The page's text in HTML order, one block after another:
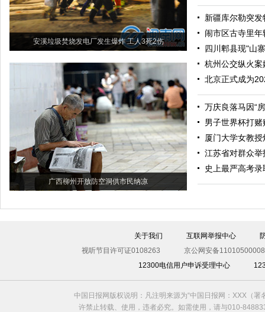
安溪垃圾焚烧发电厂发生爆炸 工人3死2伤
广西柳州开放防空洞供市民纳凉
新疆库尔勒突
闹市区古寺里
四川郫县现"山
杭州公交纵火
北京正式成为
万庆良落马因“
男子世界杯打
厦门大学女教
江苏省对群众
史上最严高考
关于我们 互联网举报中心
视听节目许可证0108263
京公网安备
12300电信用户申诉受理中心
中国日报网版权说明：凡注明来源为“中国日报网：XXX（
许禁止转载、使用，违者必究。如需使用，请与010-